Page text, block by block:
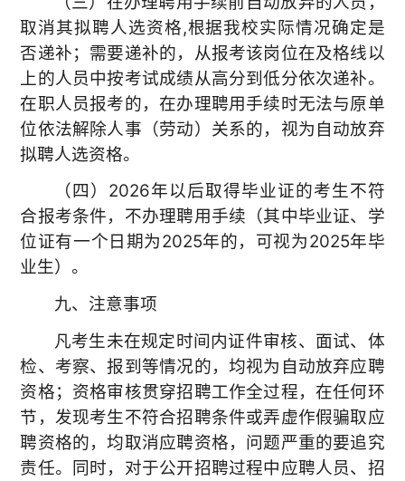
取消其拟聘人选资格,根据我校实际情况确定是
否递补；需要递补的，从报考该岗位在及格线以
上的人员中按考试成绩从高分到低分依次递补。
在职人员报考的，在办理聘用手续时无法与原单
位依法解除人事（劳动）关系的，视为自动放弃
拟聘人选资格。
（四）2026年以后取得毕业证的考生不符
合报考条件，不办理聘用手续（其中毕业证、学
位证有一个日期为2025年的，可视为2025年毕
业生）。
九、注意事项
凡考生未在规定时间内证件审核、面试、体
检、考察、报到等情况的，均视为自动放弃应聘
资格；资格审核贯穿招聘工作全过程，在任何环
节，发现考生不符合招聘条件或弄虚作假骗取应
聘资格的，均取消应聘资格，问题严重的要追究
责任。同时，对于公开招聘过程中应聘人员、招